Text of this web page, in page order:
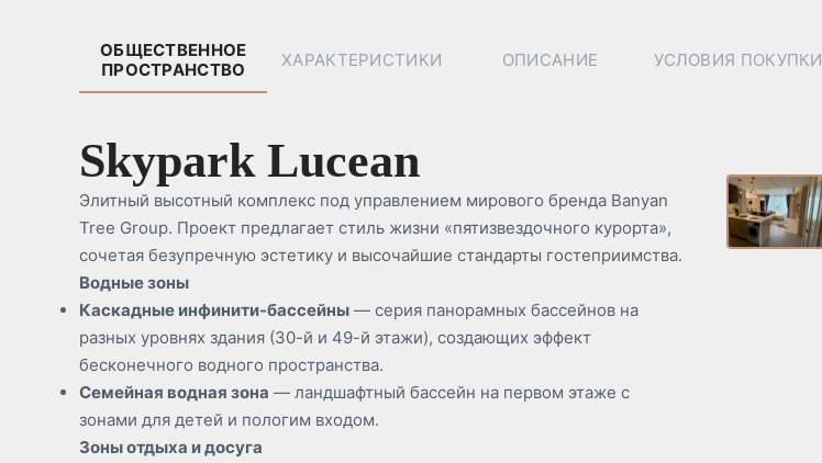
ОБЩЕСТВЕННОЕ
ПРОСТРАНСТВО
ХАРАКТЕРИСТИКИ ОПИСАНИЕ УСЛОВИЯ ПОКУПКИ
Skypark Lucean
Элитный высотный комплекс под управлением мирового бренда Banyan
Tree Group. Проект предлагает стиль жизни «пятизвездочного курорта»,
сочетая безупречную эстетику и высочайшие стандарты гостеприимства.
Водные зоны
Каскадные инфинити-бассейны — серия панорамных бассейнов на
разных уровнях здания (30-й и 49-й этажи), создающих эффект
бесконечного водного пространства.
Семейная водная зона — ландшафтный бассейн на первом этаже с
зонами для детей и пологим входом.
Зоны отдыха и досуга